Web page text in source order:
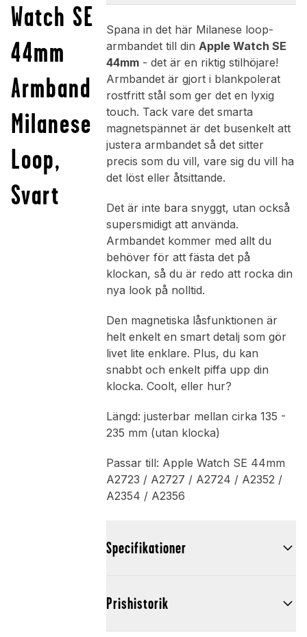
Watch SE
44mm
Armband
Milanese
Loop,
Svart
Spana in det här Milanese loop-
armbandet till din Apple Watch SE
44mm- det är en riktig stilhöjare!
Armbandet är gjort i blankpolerat
rostfritt stål som ger det en lyxig
touch. Tack vare det smarta
magnetspännet är det busenkelt att
justera armbandet så det sitter
precis som du vill, vare sig du vill ha
det löst eller åtsittande.
Det är inte bara snyggt, utan också
supersmidigt att använda.
Armbandet kommer med allt du
behöver för att fästa det på
klockan, så du är redo att rocka din
nya look på nolltid.
Den magnetiska låsfunktionen är
helt enkelt en smart detalj som gör
livet lite enklare. Plus, du kan
snabbt och enkelt piffa upp din
klocka. Coolt, eller hur?
Längd: justerbar mellan cirka 135 -
235 mm (utan klocka)
Passar till: Apple Watch SE 44mm
A2723 / A2727 / A2724 / A2352 /
A2354 / A2356
Specifikationer
Prishistorik